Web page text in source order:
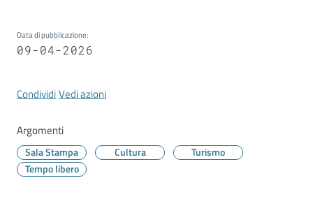
Seguici
Data di pubblicazione:
09-04-2026
CondividiVedi azioni
Argomenti
Sala Stampa Cultura
Turismo
Tempo libero